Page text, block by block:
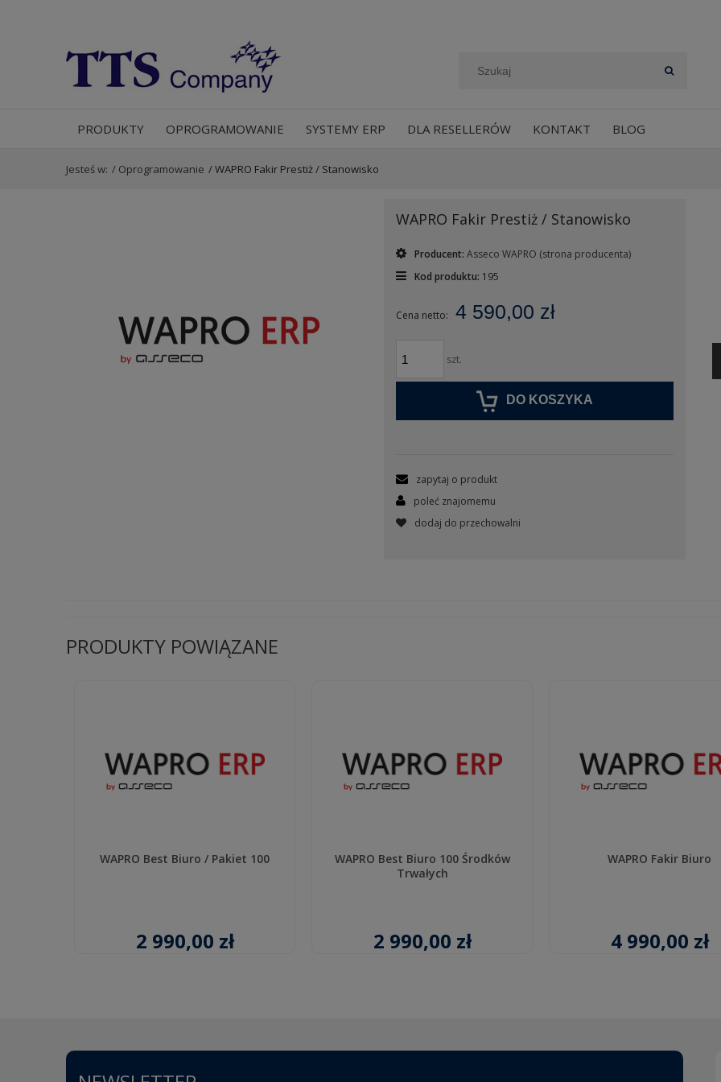
PRODUKTY OPROGRAMOWANIE SYSTEMY ERP DLA RESELLERÓW KONTAKT BLOG
Jesteś w: / Oprogramowanie /WAPRO Fakir Prestiż / Stanowisko
WAPRO Fakir Prestiż / Stanowisko
Producent:Asseco WAPRO (strona producenta)
Kod produktu: 195
Cena netto: 4 590,00 zł
szt.
DO KOSZYKA
zapytaj o produkt
poleć znajomemu
dodaj do przechowalni
PRODUKTY POWIĄZANE
WAPRO Best Biuro / Pakiet 100
2 990,00 zł
WAPRO Best Biuro 100 Środków
Trwałych
2 990,00 zł
WAPRO Fakir Biuro
4 990,00 zł